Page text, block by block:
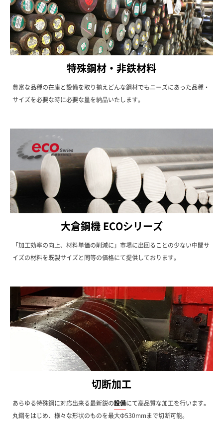
特殊鋼材・非鉄材料
豊富な品種の在庫と設備を取り揃えどんな鋼材でもニーズにあった品種・
サイズを必要な時に必要な量を納品いたします。
大倉鋼機 ECOシリーズ
「加工効率の向上、材料単価の削減に」市場に出回ることの少ない中間サ
イズの材料を既製サイズと同等の価格にて提供しております。
切断加工
あらゆる特殊鋼に対応出来る最新鋭の設備にて高品質な加工を行います。
丸鋼をはじめ、様々な形状のものを最大Φ530mmまで切断可能。